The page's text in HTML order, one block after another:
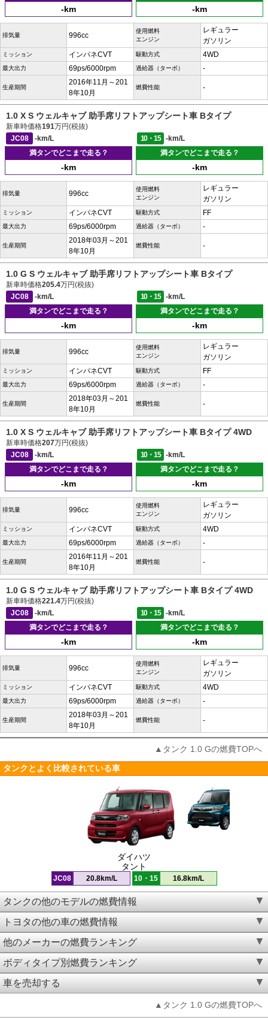
-km -km
排気量 996cc
使用燃料
エンジン
レギュラー
ガソリン
ミッション インパネCVT 駆動方式 4WD
最大出力 69ps/6000rpm 過給器（ターボ） -
生産期間
2016年11月～201
8年10月
燃費性能 -
1.0 X S ウェルキャブ 助手席リフトアップシート車 Bタイプ
新車時価格191万円(税抜)
JC08
-km/L 10・15
-km/L
満タンでどこまで走る？
-km
満タンでどこまで走る？
-km
排気量 996cc
使用燃料
エンジン
レギュラー
ガソリン
ミッション インパネCVT 駆動方式 FF
最大出力 69ps/6000rpm 過給器（ターボ） -
生産期間
2018年03月～201
8年10月
燃費性能 -
1.0 G S ウェルキャブ 助手席リフトアップシート車 Bタイプ
新車時価格205.4万円(税抜)
JC08
-km/L 10・15
-km/L
満タンでどこまで走る？
-km
満タンでどこまで走る？
-km
排気量 996cc
使用燃料
エンジン
レギュラー
ガソリン
ミッション インパネCVT 駆動方式 FF
最大出力 69ps/6000rpm 過給器（ターボ） -
生産期間
2018年03月～201
8年10月
燃費性能 -
1.0 X S ウェルキャブ 助手席リフトアップシート車 Bタイプ 4WD
新車時価格207万円(税抜)
JC08
-km/L 10・15
-km/L
満タンでどこまで走る？
-km
満タンでどこまで走る？
-km
排気量 996cc
使用燃料
エンジン
レギュラー
ガソリン
ミッション インパネCVT 駆動方式 4WD
最大出力 69ps/6000rpm 過給器（ターボ） -
生産期間
2016年11月～201
8年10月
燃費性能 -
1.0 G S ウェルキャブ 助手席リフトアップシート車 Bタイプ 4WD
新車時価格221.4万円(税抜)
JC08
-km/L 10・15
-km/L
満タンでどこまで走る？
-km
満タンでどこまで走る？
-km
排気量 996cc
使用燃料
エンジン
レギュラー
ガソリン
ミッション インパネCVT 駆動方式 4WD
最大出力 69ps/6000rpm 過給器（ターボ） -
生産期間
2018年03月～201
8年10月
燃費性能 -
▲タンク 1.0 Gの燃費TOPへ
タンクとよく比較されている車
ダイハツ
タント
JC08 20.8km/L 10・15 16.8km/L
タンクの他のモデルの燃費情報
トヨタの他の車の燃費情報
他のメーカーの燃費ランキング
ボディタイプ別燃費ランキング
車を売却する
▲タンク 1.0 Gの燃費TOPへ